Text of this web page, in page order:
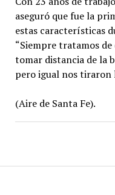
aseguró que fue la
estas características
“Siempre tratamos
tomar distancia de la
pero igual nos tiraron
(Aire de Santa Fe).